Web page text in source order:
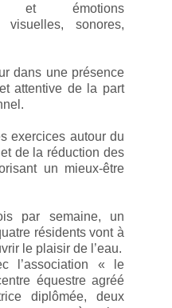
et émotions
visuelles, sonores,
dans une présence
attentive de la part
exercices autour du
de la réduction des
un mieux-être
par semaine, un
résidents vont à
le plaisir de l’eau.
l’association « le
équestre agréé
diplômée, deux